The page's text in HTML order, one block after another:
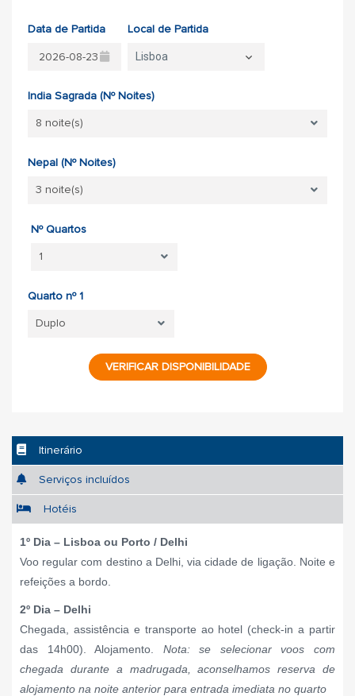
Data de Partida Local de Partida
Lisboa
India Sagrada (Nº Noites)
Nepal (Nº Noites)
Nº Quartos
Quarto nº 1
VERIFICAR DISPONIBILIDADE
Itinerário
Serviços incluídos
Hotéis
1º Dia – Lisboa ou Porto / Delhi
Voo regular com destino a Delhi, via cidade de ligação. Noite e
refeições a bordo.
2º Dia – Delhi
Chegada, assistência e transporte ao hotel (check-in a partir
das 14h00). Alojamento. Nota: se selecionar voos com
chegada durante a madrugada, aconselhamos reserva de
alojamento na noite anterior para entrada imediata no quarto